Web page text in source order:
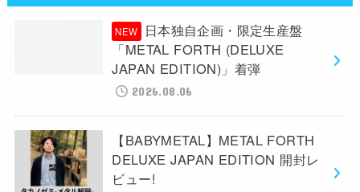
日本独自企画・限定生産盤
「METAL FORTH (DELUXE
JAPAN EDITION)」着弾
2026.08.06
【BABYMETAL】METAL FORTH
DELUXE JAPAN EDITION 開封レ
ビュー!